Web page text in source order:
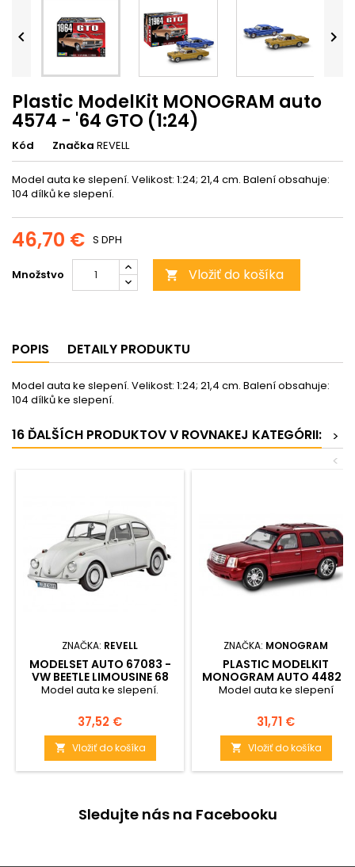
 
Plastic ModelKit MONOGRAM auto
4574 - '64 GTO (1:24)
Kód Značka REVELL
Model auta ke slepení. Velikost: 1:24; 21,4 cm. Balení obsahuje:
104 dílků ke slepení.
46,70 € S DPH
Množstvo  Vložiť do košíka
POPIS DETAILY PRODUKTU
Model auta ke slepení. Velikost: 1:24; 21,4 cm. Balení obsahuje:
104 dílků ke slepení.
16 ĎALŠÍCH PRODUKTOV V ROVNAKEJ KATEGÓRII:
>
<
ZNAČKA: REVELL
MODELSET AUTO 67083 -
VW BEETLE LIMOUSINE 68
(1:24)
Model auta ke slepení.
Cena
37,52 €
 Vložiť do košíka
ZNAČKA: MONOGRAM
PLASTIC MODELKIT
MONOGRAM AUTO 4482 -
03 CADILLAC ESCALADE
Model auta ke slepení
Cena
31,71 €
 Vložiť do košíka
Sledujte nás na Facebooku